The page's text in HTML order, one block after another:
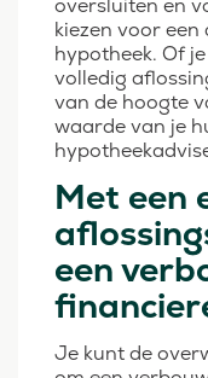
oversluiten en
kiezen voor
hypotheek. Of
volledig
van de hoogte
waarde van je
Met een
een
Je kunt de